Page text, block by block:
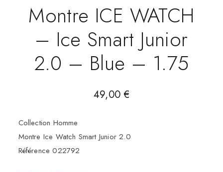
Montre ICE WATCH
– Ice Smart Junior
2.0 – Blue – 1.75
49,00€
Collection Homme
Montre Ice Watch Smart Junior 2.0
Référence 022792